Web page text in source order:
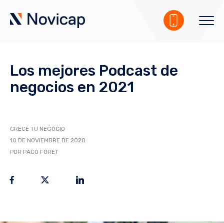
Los mejores Podcast de
negocios en 2021
CRECE TU NEGOCIO
10 DE NOVIEMBRE DE 2020
POR PACO FORET